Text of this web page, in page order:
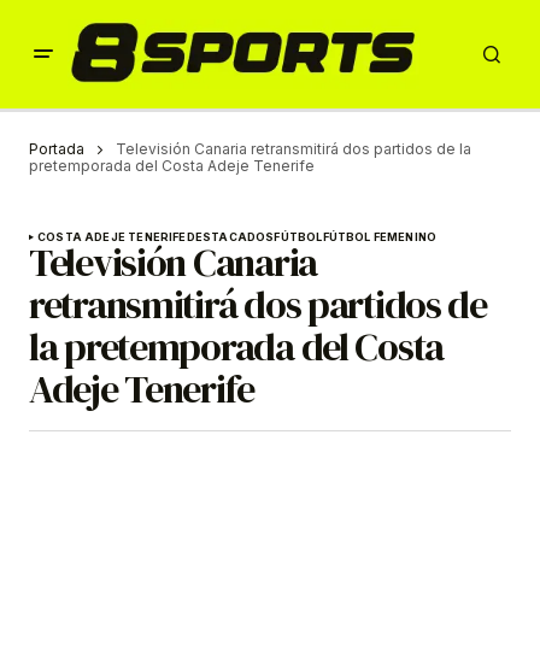
Portada
Televisión Canaria retransmitirá dos partidos de la
pretemporada del Costa Adeje Tenerife
COSTA ADEJE TENERIFEDESTACADOSFÚTBOLFÚTBOL FEMENINO
Televisión Canaria
retransmitirá dos partidos de
la pretemporada del Costa
Adeje Tenerife